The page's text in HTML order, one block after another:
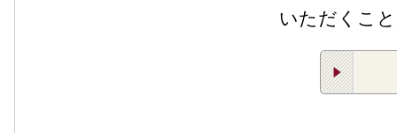
いただくこ